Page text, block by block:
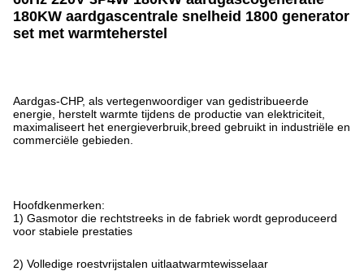
180KW aardgascentrale snelheid 1800 generator
set met warmteherstel
Aardgas-CHP, als vertegenwoordiger van gedistribueerde
energie, herstelt warmte tijdens de productie van elektriciteit,
maximaliseert het energieverbruik,breed gebruikt in industriële en
commerciële gebieden.
Hoofdkenmerken:
1) Gasmotor die rechtstreeks in de fabriek wordt geproduceerd
voor stabiele prestaties
2) Volledige roestvrijstalen uitlaatwarmtewisselaar